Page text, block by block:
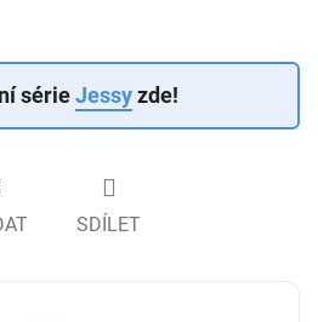
sérieJessyzde!
SDÍLET